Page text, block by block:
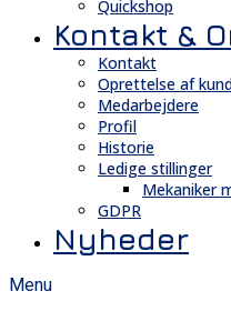
Quickshop
Kontakt &
Kontakt
Oprettelse af
Medarbejdere
Profil
Historie
Ledige stillinger
Mekaniker
GDPR
Nyheder
Menu